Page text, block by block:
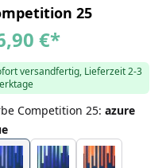
25
€*
versandfertig, Lieferzeit 2-3
Competition 25: azure